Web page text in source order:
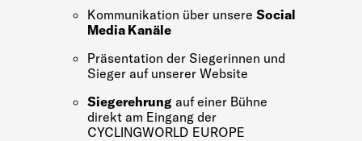
Kommunikation über unsere Social
Media Kanäle
Präsentation der Siegerinnen und
Sieger auf unserer Website
Siegerehrung auf einer Bühne
direkt am Eingang der
CYCLINGWORLD EUROPE